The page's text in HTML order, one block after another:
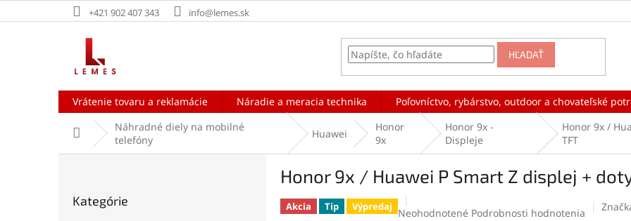
na
+421 902 407 343 info@lemes.sk
HĽADAŤ
Vrátenie tovaru a reklamácie Náradie a meracia technika Poľovníctvo, rybárstvo, outdoor a chovateľské
DomovNáhradné diely na mobilné
telefóny
Huawei
Honor
9x
Honor 9x -
Displeje
Honor 9x /
TFT
kategórie
Kategórie
Honor 9x / Huawei P Smart Z displej +
Akcia Tip Výpredaj Priemerné
Neohodnotené Podrobnosti hodnotenia